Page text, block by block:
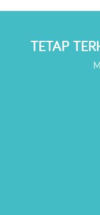
TETAP